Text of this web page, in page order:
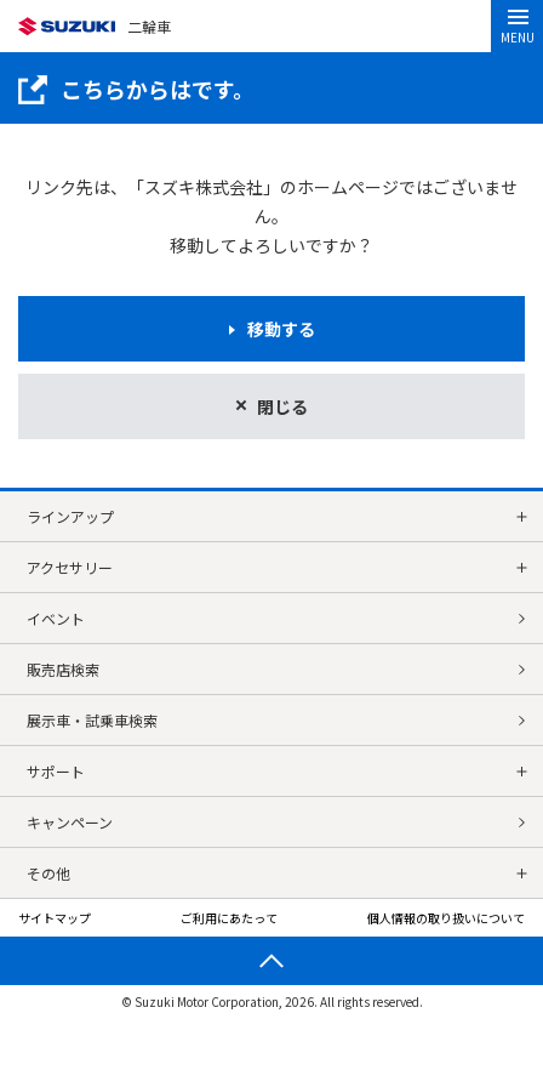
二輪車
MENU
こちらからはです。
リンク先は、「スズキ株式会社」のホームページではございませ
ん。
移動してよろしいですか？
閉じる
移動する
ラインアップ
アクセサリー
イベント
販売店検索
展示車・試乗車検索
サポート
キャンペーン
その他
サイトマップ ご利用にあたって 個人情報の取り扱いについて
© Suzuki Motor Corporation, 2026. All rights reserved.